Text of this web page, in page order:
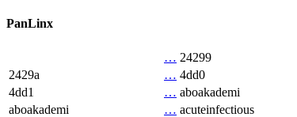
PanLinx
… 24299
2429a
… 4dd0
4dd1
… aboakademi
aboakademi
… acuteinfectious